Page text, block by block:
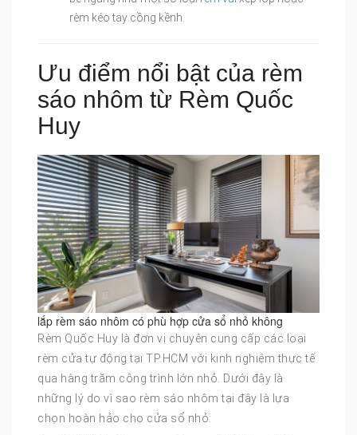
rèm kéo tay cồng kềnh.
Ưu điểm nổi bật của rèm
sáo nhôm từ Rèm Quốc
Huy
lắp rèm sáo nhôm có phù hợp cửa sổ nhỏ không
Rèm Quốc Huy là đơn vị chuyên cung cấp các loại
rèm cửa tự động tại TP.HCM với kinh nghiệm thực tế
qua hàng trăm công trình lớn nhỏ. Dưới đây là
những lý do vì sao rèm sáo nhôm tại đây là lựa
chọn hoàn hảo cho cửa sổ nhỏ: